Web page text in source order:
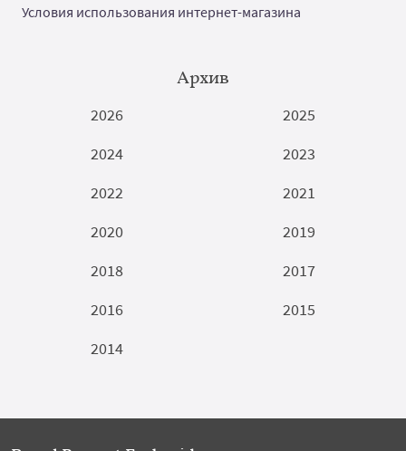
Условия использования интернет-магазина
Архив
2026
2025
2024
2023
2022
2021
2020
2019
2018
2017
2016
2015
2014